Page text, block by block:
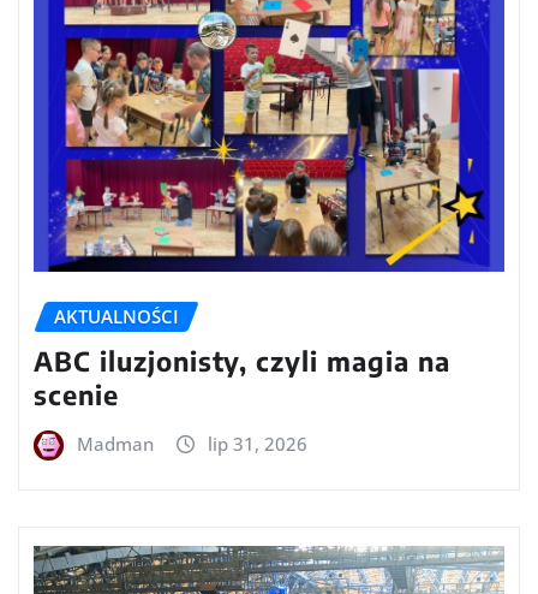
AKTUALNOŚCI
ABC iluzjonisty, czyli magia na
scenie
Madman lip 31, 2026